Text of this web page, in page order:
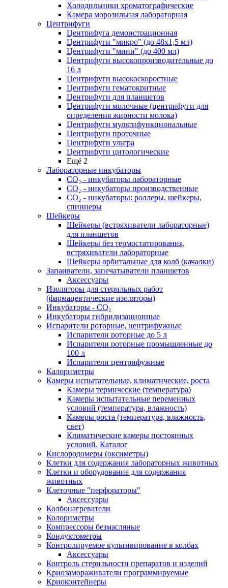
Холодильники хроматографические
Камера морозильная лабораторная
Центрифуги
Центрифуга демонстрационная
Центрифуги "микро" (до 48x1,5 мл)
Центрифуги "мини" (до 400 мл)
Центрифуги высокопроизводительные до
16 л
Центрифуги высокоскоростные
Центрифуги гематокритные
Центрифуги для планшетов
Центрифуги молочные (центрифуги для
определения жирности молока)
Центрифуги мультифункциональные
Центрифуги проточные
Центрифуги ультра
Центрифуги цитологические
Ещё 2
Лабораторные инкубаторы
СО₂ - инкубаторы лабораторные
СО₂ - инкубаторы производственные
СО₂ - инкубаторы: роллеры, шейкеры,
спиннеры
Шейкеры
Шейкеры (встряхиватели лабораторные)
для планшетов
Шейкеры без термостатирования,
встряхиватели лабораторные
Шейкеры орбитальные для колб (качалки)
Запаиватели, запечатыватели планшетов
Аксессуары
Изоляторы для стерильных работ
(фармацевтические изоляторы)
Инкубаторы - CO₂
Инкубаторы гибридизационные
Испарители роторные, центрифужные
Испарители роторные до 5 л
Испарители роторные промышленные до
100 л
Испарители центрифужные
Калориметры
Камеры испытательные, климатические, роста
Камеры термические (температура)
Камеры испытательные переменных
условий (температура, влажность)
Камеры роста (температура, влажность,
свет)
Климатические камеры постоянных
условий. Каталог
Кислородомеры (оксиметры)
Клетки для содержания лабораторных животных
Клетки и оборудование для содержания
животных
Клеточные "перфораторы"
Аксессуары
Колбонагреватели
Колориметры
Компрессоры безмасляные
Кондуктометры
Контролируемое культивирование в колбах
Аксессуары
Контроль стерильности препаратов и изделий
Криозамораживатели программируемые
Криоконтейнеры